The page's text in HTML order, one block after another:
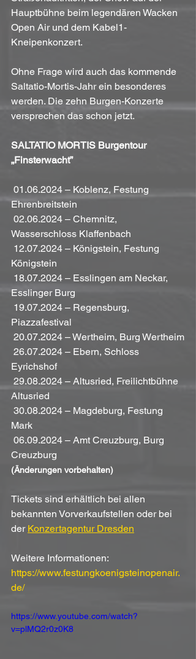
Hauptbühne beim legendären Wacken
Open Air und dem Kabel1-
Kneipenkonzert.
Ohne Frage wird auch das kommende
Saltatio-Mortis-Jahr ein besonderes
werden. Die zehn Burgen-Konzerte
versprechen das schon jetzt.
SALTATIO MORTIS Burgentour
„Finsterwacht”
Ehrenbreitstein
Wasserschloss Klaffenbach
Königstein
Esslinger Burg
Piazzafestival
20.07.2024 – Wertheim, Burg Wertheim
Eyrichshof
Altusried
Mark
Creuzburg
(Änderungen vorbehalten)
Tickets sind erhältlich bei allen
bekannten Vorverkaufstellen oder bei
der Konzertagentur Dresden
Weitere Informationen:
https://www.festungkoenigsteinopenair.
de/
https://www.youtube.com/watch?
v=plMQ2r0z0K8